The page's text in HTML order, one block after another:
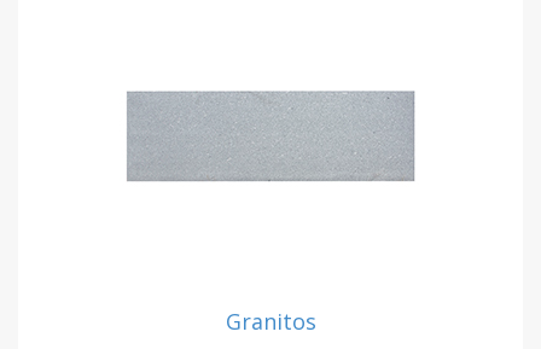
Granitos